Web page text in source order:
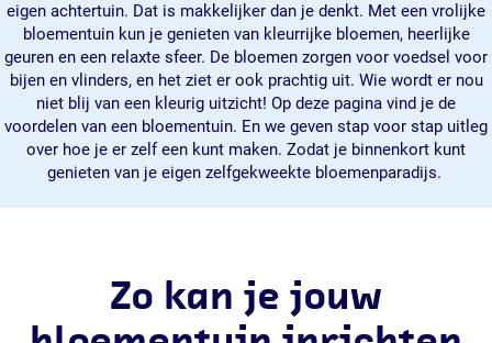
eigen achtertuin. Dat is makkelijker dan je denkt. Met een vrolijke
bloementuin kun je genieten van kleurrijke bloemen, heerlijke
geuren en een relaxte sfeer. De bloemen zorgen voor voedsel voor
bijen en vlinders, en het ziet er ook prachtig uit. Wie wordt er nou
niet blij van een kleurig uitzicht! Op deze pagina vind je de
voordelen van een bloementuin. En we geven stap voor stap uitleg
over hoe je er zelf een kunt maken. Zodat je binnenkort kunt
genieten van je eigen zelfgekweekte bloemenparadijs.
Zo kan je jouw